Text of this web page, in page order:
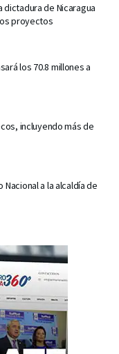
de Nicaragua
proyectos
los 70.8 millones a
incluyendo más de
a la alcaldía de